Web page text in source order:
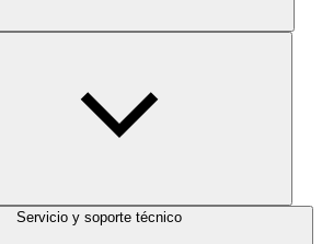
Servicio y soporte técnico